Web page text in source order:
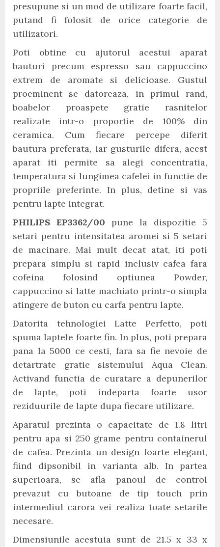
presupune si un mod de utilizare foarte facil,
putand fi folosit de orice categorie de
utilizatori.
Poti obtine cu ajutorul acestui aparat
bauturi precum espresso sau cappuccino
extrem de aromate si delicioase. Gustul
proeminent se datoreaza, in primul rand,
boabelor proaspete gratie rasnitelor
realizate intr-o proportie de 100% din
ceramica. Cum fiecare percepe diferit
bautura preferata, iar gusturile difera, acest
aparat iti permite sa alegi concentratia,
temperatura si lungimea cafelei in functie de
propriile preferinte. In plus, detine si vas
pentru lapte integrat.
PHILIPS EP3362/00 pune la dispozitie 5
setari pentru intensitatea aromei si 5 setari
de macinare. Mai mult decat atat, iti poti
prepara simplu si rapid inclusiv cafea fara
cofeina folosind optiunea Powder,
cappuccino si latte machiato printr-o simpla
atingere de buton cu carfa pentru lapte.
Datorita tehnologiei Latte Perfetto, poti
spuma laptele foarte fin. In plus, poti prepara
pana la 5000 ce cesti, fara sa fie nevoie de
detartrate gratie sistemului Aqua Clean.
Activand functia de curatare a depunerilor
de lapte, poti indeparta foarte usor
reziduurile de lapte dupa fiecare utilizare.
Aparatul prezinta o capacitate de 1.8 litri
pentru apa si 250 grame pentru containerul
de cafea. Prezinta un design foarte elegant,
fiind dipsonibil in varianta alb. In partea
superioara, se afla panoul de control
prevazut cu butoane de tip touch prin
intermediul carora vei realiza toate setarile
necesare.
Dimensiunile acestuia sunt de 21.5 x 33 x